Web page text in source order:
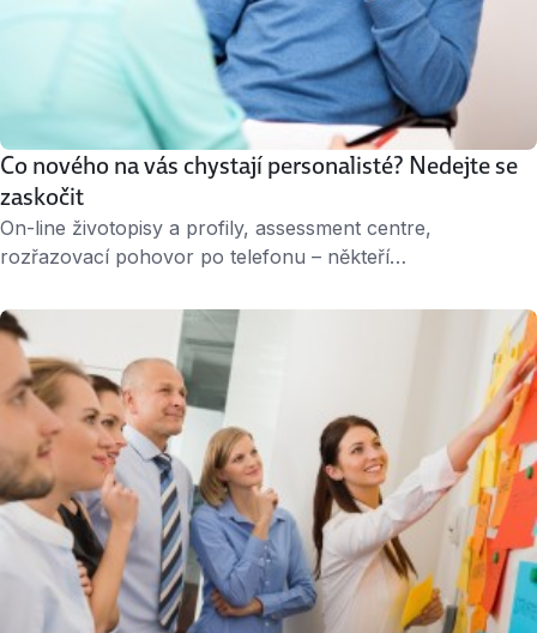
Co nového na vás chystají personalisté? Nedejte se
zaskočit
On-line životopisy a profily, assessment centre,
rozřazovací pohovor po telefonu – někteří
po vás budou chtít, abyste na dálku na kameru odpovídali
na jejich dotazy, nebo se pokusí odhalit vaši osobnost
a přístup k práci dříve, než vás uvidí naživo.
Videodotazníky Možná už jste zažili rychlý pohovor po …